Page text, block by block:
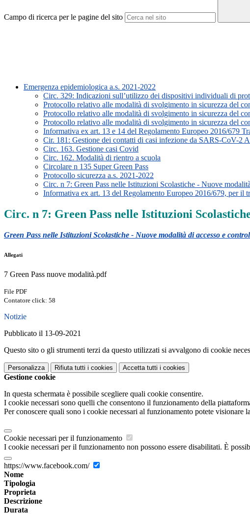
Campo di ricerca per le pagine del sito
Emergenza epidemiologica a.s. 2021-2022
Circ. 329: Indicazioni sull’utilizzo dei dispositivi individuali di
Protocollo relativo alle modalità di svolgimento in sicurezza del
Protocollo relativo alle modalità di svolgimento in sicurezza del
Protocollo relativo alle modalità di svolgimento in sicurezza del
Informativa ex art. 13 e 14 del Regolamento Europeo 2016/679
Cir. 181: Gestione dei contatti di casi infezione da SARS-CoV-
Circ. 163. Gestione casi Covid
Circ. 162. Modalità di rientro a scuola
Circolare n 135 Super Green Pass
Protocollo sicurezza a.s. 2021-2022
Circ. n 7: Green Pass nelle Istituzioni Scolastiche - Nuove
Informativa ex art. 13 del Regolamento Europeo 2016/679, per il
Circ. n 7: Green Pass nelle Istituzioni
Green Pass nelle Istituzioni Scolastiche - Nuove modalità di accesso e
Allegati
7 Green Pass nuove modalità.pdf
File PDF
Contatore click: 58
Notizie
Pubblicato il 13-09-2021
Questo sito o gli strumenti terzi da questo utilizzati si avvalgono di cookie
Personalizza Rifiuta tutti i cookies Accetta tutti i cookies
Gestione cookie
In questa schermata è possibile scegliere quali cookie consentire.
I cookie necessari sono quelli che consentono il funzionamento della
Per conoscere quali sono i cookie necessari al funzionamento potete visionare la
Cookie necessari per il funzionamento
I cookie necessari per il funzionamento non possono essere disabilitati. È
https://www.facebook.com/
Nome
Tipologia
Proprieta
Descrizione
Durata